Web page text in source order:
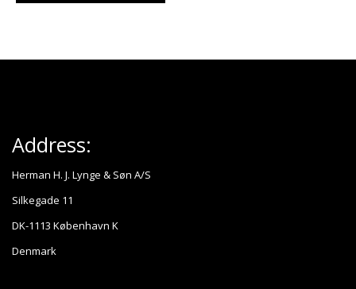
Address:
Herman H. J. Lynge & Søn A/S
Silkegade 11
DK-1113 København K
Denmark